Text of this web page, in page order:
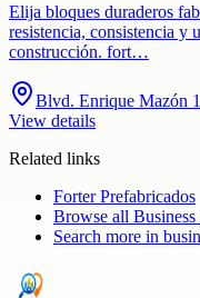
Elija bloques duraderos
resistencia, consistencia y
construcción. fort…
Blvd. Enrique Mazón
View details
Related links
Forter Prefabricados
Browse all
Search more in